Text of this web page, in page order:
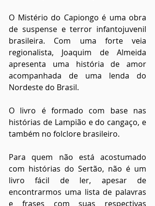
O Mistério do Capiongo é uma obra
de suspense e terror infantojuvenil
brasileira. Com uma forte veia
regionalista, Joaquim de Almeida
apresenta uma história de amor
acompanhada de uma lenda do
Nordeste do Brasil.
O livro é formado com base nas
histórias de Lampião e do cangaço, e
também no folclore brasileiro.
Para quem não está acostumado
com histórias do Sertão, não é um
livro fácil de ler, apesar de
encontrarmos uma lista de palavras
e frases com suas respectivas